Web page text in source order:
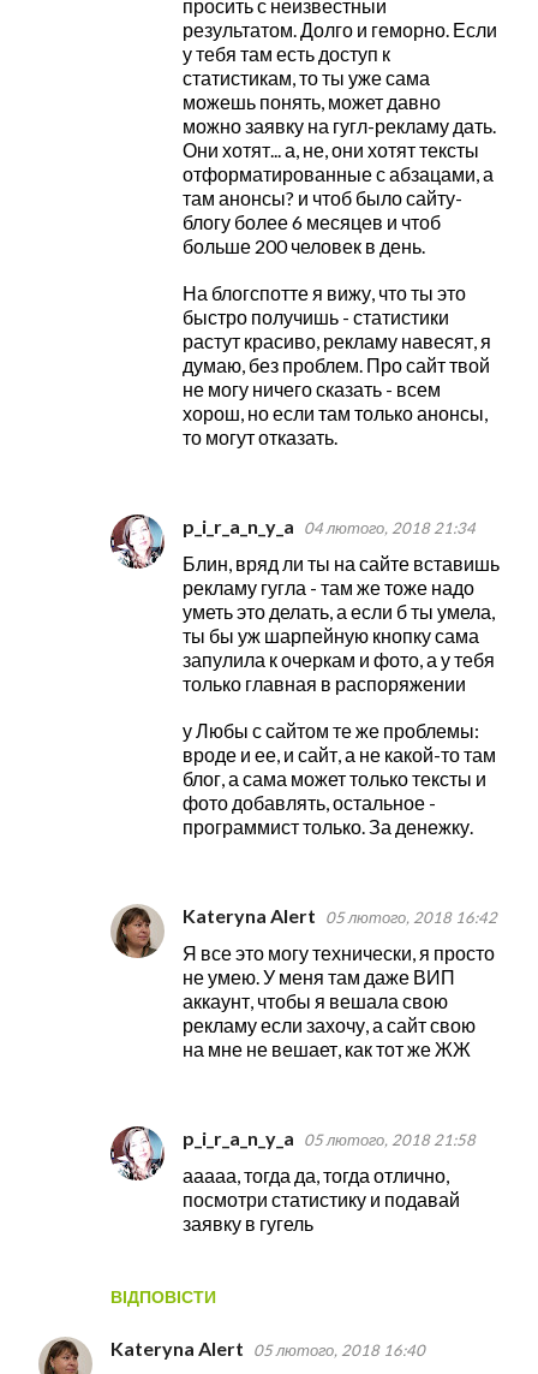
ВІДПОВІСТИ
просить с неизвестныи
результатом. Долго и геморно. Если
у тебя там есть доступ к
статистикам, то ты уже сама
можешь понять, может давно
можно заявку на гугл-рекламу дать.
Они хотят... а, не, они хотят тексты
отформатированные с абзацами, а
там анонсы? и чтоб было сайту-
блогу более 6 месяцев и чтоб
больше 200 человек в день.
На блогспотте я вижу, что ты это
быстро получишь - статистики
растут красиво, рекламу навесят, я
думаю, без проблем. Про сайт твой
не могу ничего сказать - всем
хорош, но если там только анонсы,
то могут отказать.
p_i_r_a_n_y_a 04 лютого, 2018 21:34
Блин, вряд ли ты на сайте вставишь
рекламу гугла - там же тоже надо
уметь это делать, а если б ты умела,
ты бы уж шарпейную кнопку сама
запулила к очеркам и фото, а у тебя
только главная в распоряжении
у Любы с сайтом те же проблемы:
вроде и ее, и сайт, а не какой-то там
блог, а сама может только тексты и
фото добавлять, остальное -
программист только. За денежку.
Kateryna Alert 05 лютого, 2018 16:42
Я все это могу технически, я просто
не умею. У меня там даже ВИП
аккаунт, чтобы я вешала свою
рекламу если захочу, а сайт свою
на мне не вешает, как тот же ЖЖ
p_i_r_a_n_y_a 05 лютого, 2018 21:58
ааааа, тогда да, тогда отлично,
посмотри статистику и подавай
заявку в гугель
Kateryna Alert 05 лютого, 2018 16:40